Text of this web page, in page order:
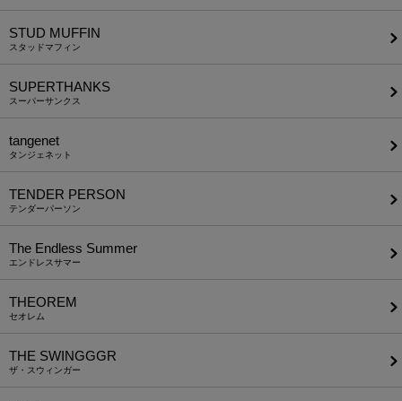
STUD MUFFIN
スタッドマフィン
SUPERTHANKS
スーパーサンクス
tangenet
タンジェネット
TENDER PERSON
テンダーパーソン
The Endless Summer
エンドレスサマー
THEOREM
セオレム
THE SWINGGGR
ザ・スウィンガー